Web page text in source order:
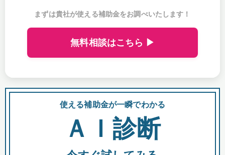
まずは貴社が使える補助金をお調べいたします！
無料相談はこちら ▶
使える補助金が一瞬でわかる
ＡＩ診断